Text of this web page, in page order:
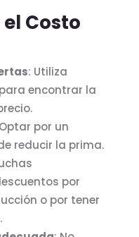
Costo
: Utiliza
encontrar la
por un
reducir la prima.
por
o por tener